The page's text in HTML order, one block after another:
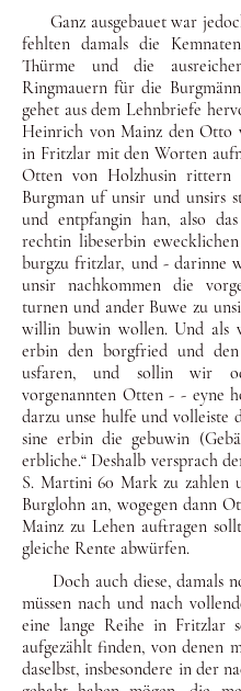
Ganz ausgebauet war
fehlten damals die
Thür­me und die
Ringmauern für die
gehet aus dem Lehnbriefe
Heinrich von Mainz den Otto
in Fritzlar mit den Worten
Otten von Holzhusin rittern
Burgman uf unsir und unsirs
und entpfan­gin han, also
rechtin libeserbin
burgzu fritzlar, und - darinne
unsir nachkommen die
turnen und ander Buwe zu
willin buwin wollen. Und als
erbin den borgfried und
usfaren, und sollin wir
vorgenannten Otten - - eyne
darzu unse hulfe und volleiste
sine erbin die gebuwin
erbliche.“ Deshalb versprach
S. Martini 60 Mark zu zahlen
Burglohn an, wogegen dann
Mainz zu Lehen auftragen
gleiche Rente abwürfen.
Doch auch diese, damals
müssen nach und nach
eine lange Reihe in Fritzlar
aufge­zählt finden, von denen
da­selbst, insbesondere in der